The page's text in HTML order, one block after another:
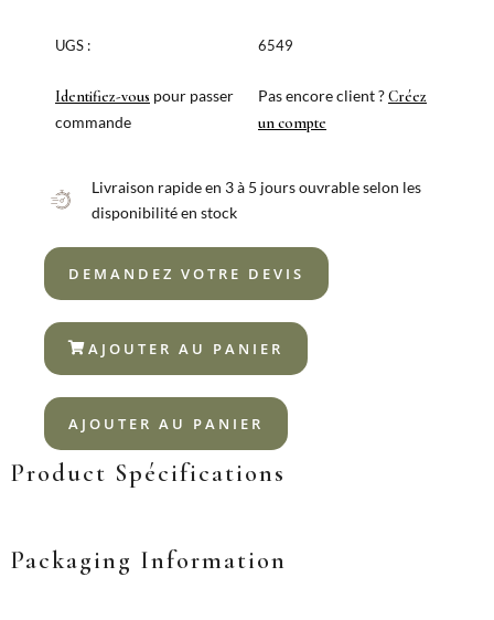
CANADA
UGS :
Identifiez-vous pour passer
commande
6549
Pas encore client ?Créez
un compte
Livraison rapide en 3 à 5 jours ouvrable selon les
disponibilité en stock
DEMANDEZ VOTRE DEVIS
AJOUTER AU PANIER
AJOUTER AU PANIER
Product Spécifications
Packaging Information